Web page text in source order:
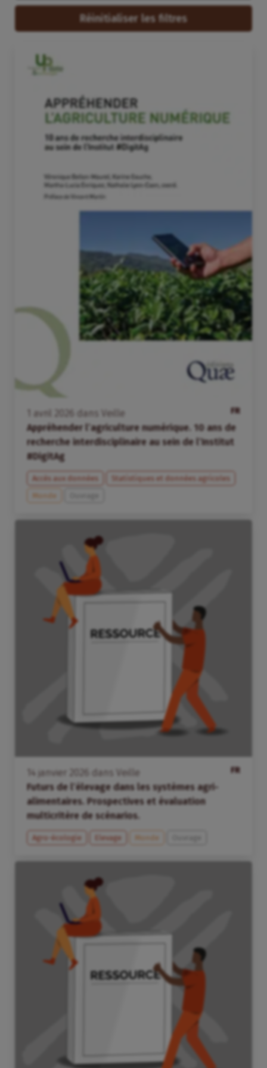
Réinitialiser les filtres
FR
avril dans
Veille
Appréhender l’agriculture numérique. 10 ans de
recherche interdisciplinaire au sein de l’Institut
#DigitAg
Accès aux données
Statistiques et données agricoles
Monde
FR
14 janvier dans
Veille
Futurs de l’élevage dans les systèmes agri-
alimentaires. Prospectives et évaluation
multicritère de scénarios.
Agro-écologie Elevage Monde